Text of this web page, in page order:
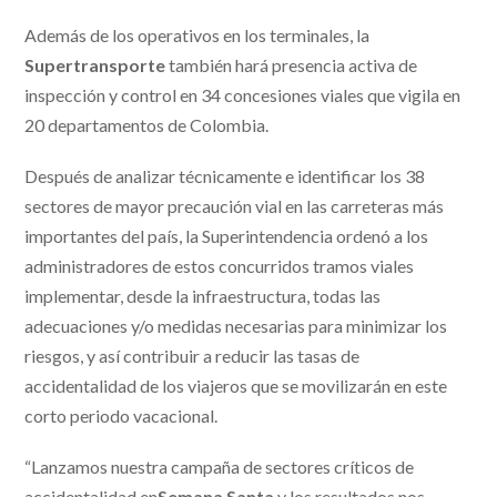
Además de los operativos en los terminales, la
Supertransportetambién hará presencia activa de
inspección y control en 34 concesiones viales que vigila en
20 departamentos de Colombia.
Después de analizar técnicamente e identificar los 38
sectores de mayor precaución vial en las carreteras más
importantes del país, la Superintendencia ordenó a los
administradores de estos concurridos tramos viales
implementar, desde la infraestructura, todas las
adecuaciones y/o medidas necesarias para minimizar los
riesgos, y así contribuir a reducir las tasas de
accidentalidad de los viajeros que se movilizarán en este
corto periodo vacacional.
“Lanzamos nuestra campaña de sectores críticos de